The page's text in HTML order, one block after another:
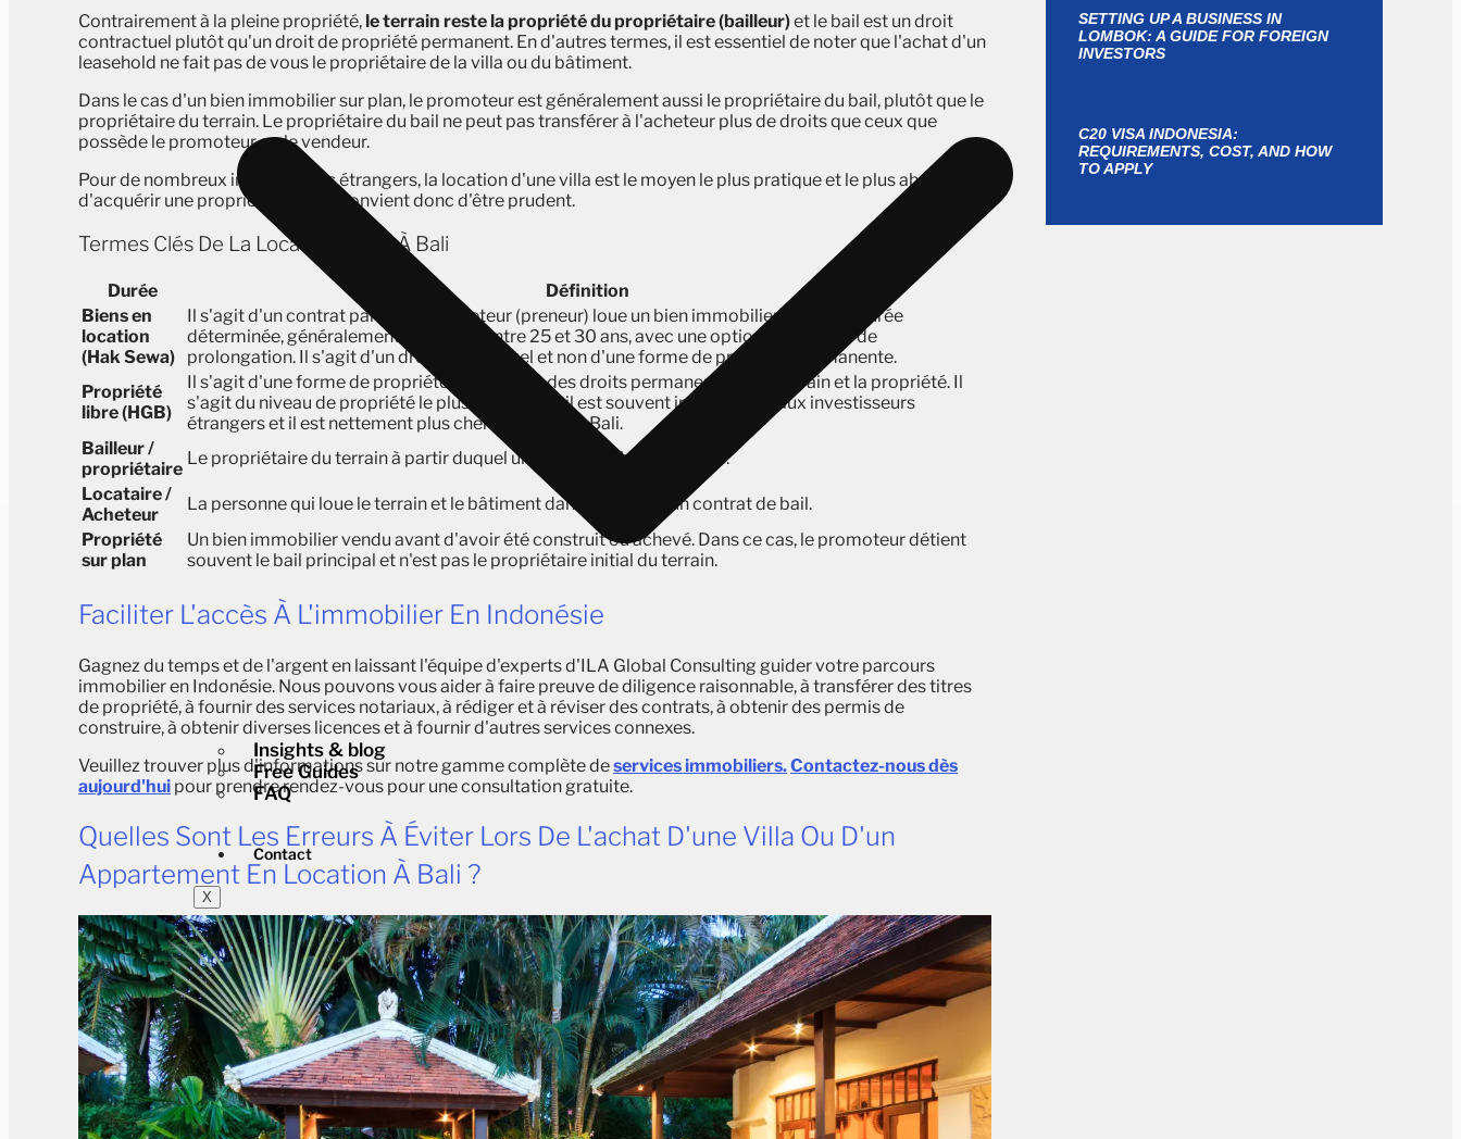
Insights & blog
Free Guides
FAQ
Contact
X
Contrairement à la pleine propriété, le terrain reste la propriété du propriétaire (bailleur)et le bail est un droit
contractuel plutôt qu'un droit de propriété permanent. En d'autres termes, il est essentiel de noter que l'achat d'un
leasehold ne fait pas de vous le propriétaire de la villa ou du bâtiment.
Dans le cas d'un bien immobilier sur plan, le promoteur est généralement aussi le propriétaire du bail, plutôt que le
propriétaire du terrain. Le propriétaire du bail ne peut pas transférer à l'acheteur plus de droits que ceux que
possède le promoteur ou le vendeur.
Pour de nombreux investisseurs étrangers, la location d'une villa est le moyen le plus pratique et le plus abordable
d'acquérir une propriété à Bali. Il convient donc d'être prudent.
Termes Clés De La Location À Bail À Bali
Durée
Définition
Biens en
location
(Hak Sewa)
Il s'agit d'un contrat par lequel l'acheteur (preneur) loue un bien immobilier pour une durée
déterminée, généralement comprise entre 25 et 30 ans, avec une option potentielle de
prolongation. Il s'agit d'un droit contractuel et non d'une forme de propriété permanente.
Propriété
libre (HGB)
Il s'agit d'une forme de propriété qui confère des droits permanents sur le terrain et la propriété. Il
s'agit du niveau de propriété le plus élevé, mais il est souvent inaccessible aux investisseurs
étrangers et il est nettement plus cher que le bail à Bali.
Bailleur /
propriétaire
Le propriétaire du terrain à partir duquel un bien immobilier est loué.
Locataire /
Acheteur
La personne qui loue le terrain et le bâtiment dans le cadre d'un contrat de bail.
Propriété
sur plan
Un bien immobilier vendu avant d'avoir été construit ou achevé. Dans ce cas, le promoteur détient
souvent le bail principal et n'est pas le propriétaire initial du terrain.
Faciliter L'accès À L'immobilier En Indonésie
Gagnez du temps et de l'argent en laissant l'équipe d'experts d'ILA Global Consulting guider votre parcours
immobilier en Indonésie. Nous pouvons vous aider à faire preuve de diligence raisonnable, à transférer des titres
de propriété, à fournir des services notariaux, à rédiger et à réviser des contrats, à obtenir des permis de
construire, à obtenir diverses licences et à fournir d'autres services connexes.
Veuillez trouver plus d'informations sur notre gamme complète deservices immobiliers.Contactez-nous dès
aujourd'hui pour prendre rendez-vous pour uneconsultation gratuite.
Quelles Sont Les Erreurs À Éviter Lors De L'achat D'une Villa Ou D'un
Appartement En Location À Bali ?
SETTING UP A BUSINESS IN
LOMBOK: A GUIDE FOR FOREIGN
INVESTORS
C20 VISA INDONESIA:
REQUIREMENTS, COST, AND HOW
TO APPLY